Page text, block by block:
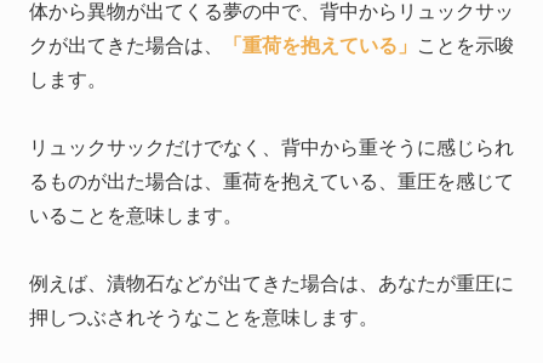
体から異物が出てくる夢の中で、背中からリュックサッ
クが出てきた場合は、
「重荷を抱えている」
ことを示唆
します。
リュックサックだけでなく、背中から重そうに感じられ
るものが出た場合は、重荷を抱えている、重圧を感じて
いることを意味します。
例えば、漬物石などが出てきた場合は、あなたが重圧に
押しつぶされそうなことを意味します。